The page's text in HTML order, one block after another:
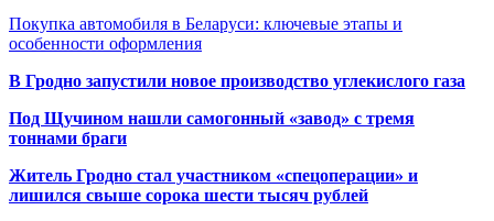
Покупка автомобиля в Беларуси: ключевые этапы и
особенности оформления
В Гродно запустили новое производство углекислого газа
Под Щучином нашли самогонный «завод» с тремя
тоннами браги
Житель Гродно стал участником «спецоперации» и
лишился свыше сорока шести тысяч рублей